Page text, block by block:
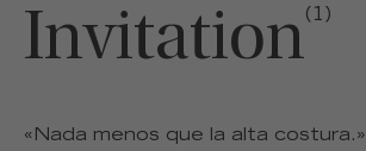
Invitation(1)
«Nada menos que la alta costura.»